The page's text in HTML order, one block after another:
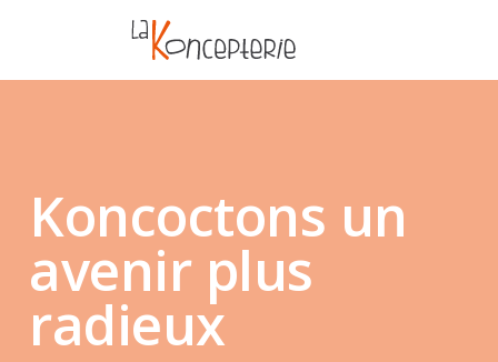
Koncoctons un
avenir plus
radieux